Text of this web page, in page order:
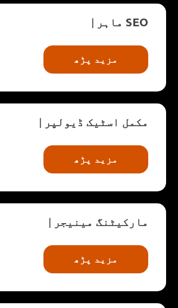
SEO ماہر
مزید پڑھ
مکمل اسٹیک ڈیولپر
مزید پڑھ
مارکیٹنگ مینیجر
مزید پڑھ